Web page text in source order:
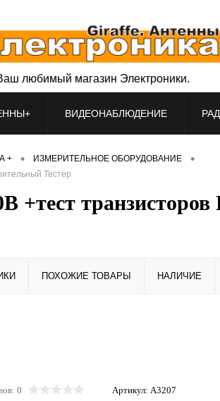
любимый магазин Электроники.
ВИДЕОНАБЛЮДЕНИЕ
+ • ИЗМЕРИТЕЛЬНОЕ ОБОРУДОВАНИЕ •
Тестер
+тест
ПОХОЖИЕ ТОВАРЫ НАЛИЧИЕ
0 Артикул: A3207